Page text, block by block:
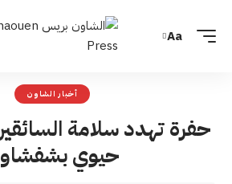
Aa
أخبار الشاون
حفرة تهدد سلامة
حيوي